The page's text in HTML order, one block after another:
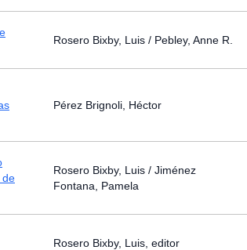
Rosero Bixby, Luis / Pebley, Anne R.
Pérez Brignoli, Héctor
de
Rosero Bixby, Luis / Jiménez
Fontana, Pamela
Rosero Bixby, Luis, editor